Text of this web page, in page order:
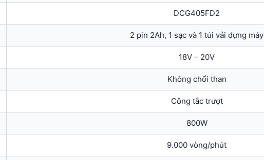
DCG405FD2
2 pin 2Ah, 1 sạc và 1 túi vải đựng máy
18V – 20V
Không chổi than
Công tắc trượt
800W
9.000 vòng/phút